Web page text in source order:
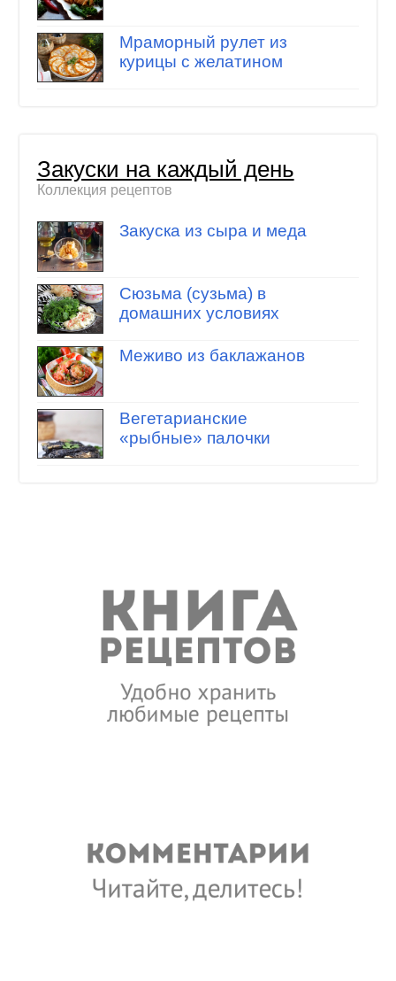
Мраморный рулет из
курицы с желатином
Закуски на каждый день
Коллекция рецептов
Закуска из сыра и меда
Сюзьма (сузьма) в
домашних условиях
Меживо из баклажанов
Вегетарианские
«рыбные» палочки